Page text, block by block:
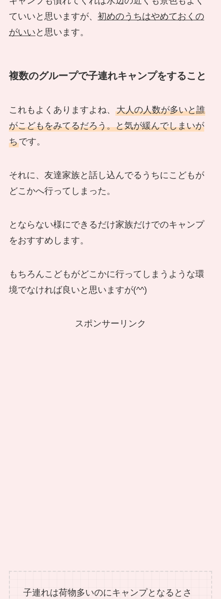
ていいと思いますが、 初めのうちはやめておくの
がいい と思います。
複数のグループで子連れキャンプをすること
これもよくありますよね、 大人の人数が多いと誰
がこどもをみてるだろう。と気が緩んでしまいが
ちです。
それに、友達家族と話し込んでるうちにこどもが
どこかへ行ってしまった。
とならない様にできるだけ家族だけでのキャンプ
をおすすめします。
もちろんこどもがどこかに行ってしまうような環
境でなければ良いと思いますが(^^)
スポンサーリンク
子連れは荷物多いのにキャンプとなるとさ